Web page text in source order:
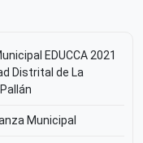
EDUCCA 2021
Distrital de La
Municipal